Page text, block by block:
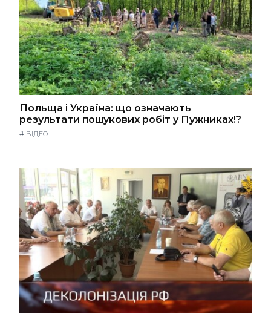
Польща і Україна: що означають
результати пошукових робіт у Пужниках!?
# ВІДЕО